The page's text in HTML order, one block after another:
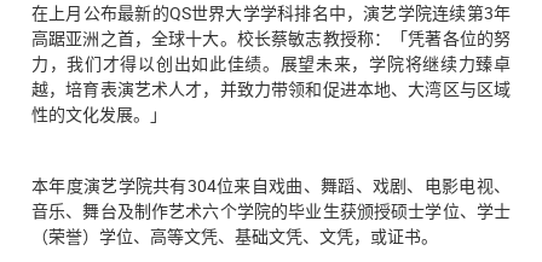
在上月公布最新的QS世界大学学科排名中，演艺学院连续第3年
高踞亚洲之首，全球十大。校长蔡敏志教授称：「凭著各位的努
力，我们才得以创出如此佳绩。展望未来，学院将继续力臻卓
越，培育表演艺术人才，并致力带领和促进本地、大湾区与区域
性的文化发展。」
本年度演艺学院共有304位来自戏曲、舞蹈、戏剧、电影电视、
音乐、舞台及制作艺术六个学院的毕业生获颁授硕士学位、学士
（荣誉）学位、高等文凭、基础文凭、文凭，或证书。